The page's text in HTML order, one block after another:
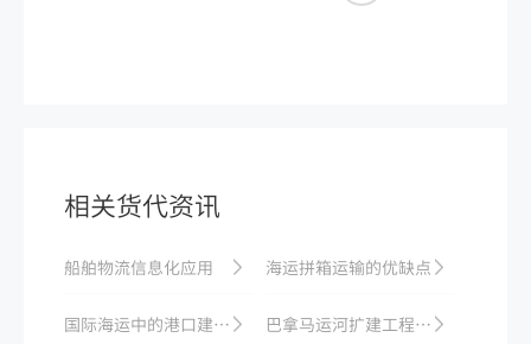
相关货代资讯
船舶物流信息化应用 海运拼箱运输的优缺点
国际海运中的港口建设与管理 巴拿马运河扩建工程投入使用，对世界贸易有重要影响